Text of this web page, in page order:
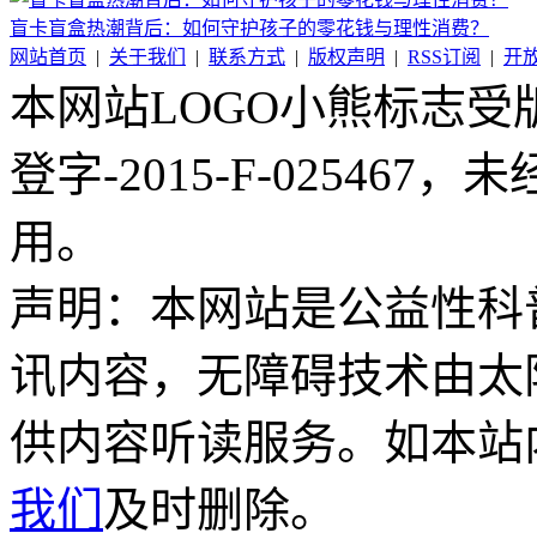
盲卡盲盒热潮背后：如何守护孩子的零花钱与理性消费？
网站首页 | 关于我们 | 联系方式 | 版权声明 | RSS订阅 | 开
本网站LOGO小熊标志
登字-2015-F-025467，
用。
声明：本网站是公益性
讯内容，无障碍技术由
供内容听读服务。如本
我们 及时删除。